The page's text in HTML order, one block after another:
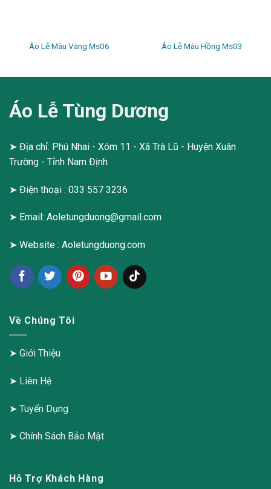
Áo Lễ Màu Vàng Ms06 Áo Lễ Màu Hồng Ms03
Áo Lễ Tùng Dương
➤ Địa chỉ: Phú Nhai - Xóm 11 - Xã Trà Lũ - Huyện Xuân
Trường - Tỉnh Nam Định
➤ Điện thoại : 033 557 3236
➤ Email: Aoletungduong@gmail.com
➤ Website : Aoletungduong.com
Về Chúng Tôi
➤ Giới Thiệu
➤ Liên Hệ
➤ Tuyển Dụng
➤ Chính Sách Bảo Mật
Hỗ Trợ Khách Hàng